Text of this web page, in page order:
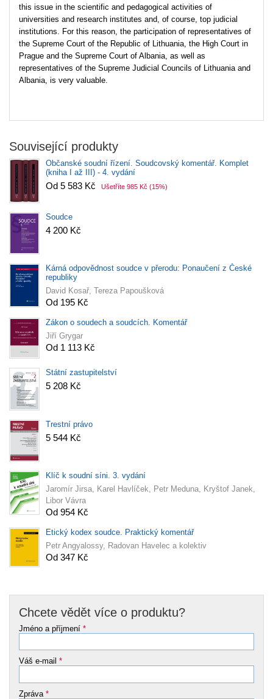
this issue in the scientific and pedagogical activities of
universities and research institutes and, of course, top judicial
institutions. For this reason, the participation of representatives of
the Supreme Court of the Republic of Lithuania, the High Court in
Prague and the Supreme Court of Albania, as well as
representatives of the Supreme Judicial Councils of Lithuania and
Albania, is very valuable.
Související produkty
Občanské soudní řízení. Soudcovský komentář. Komplet
(kniha I až III) - 4. vydání
Od 5 583 Kč Ušetříte 985 Kč (15%)
Soudce
4 200 Kč
Kárná odpovědnost soudce v přerodu: Ponaučení z České
republiky
David Kosař, Tereza Papoušková
Od 195 Kč
Zákon o soudech a soudcích. Komentář
Jiří Grygar
Od 1 113 Kč
Státní zastupitelství
5 208 Kč
Trestní právo
5 544 Kč
Klíč k soudní síni. 3. vydání
Jaromír Jirsa, Karel Havlíček, Petr Meduna, Kryštof Janek,
Libor Vávra
Od 954 Kč
Etický kodex soudce. Praktický komentář
Petr Angyalossy, Radovan Havelec a kolektiv
Od 347 Kč
Chcete vědět více o produktu?
Jméno a příjmení *
Váš e-mail *
Zpráva *